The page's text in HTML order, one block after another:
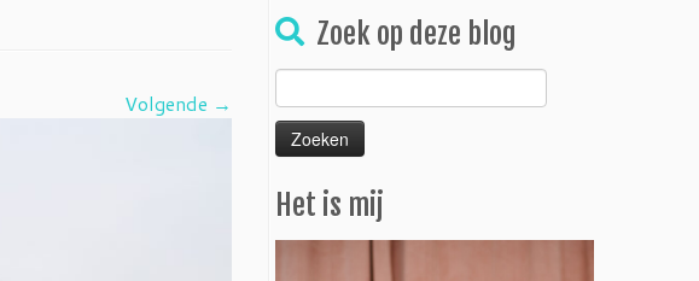
Volgende →
Zoek op deze blog
Zoeken
naar:
Het is mij